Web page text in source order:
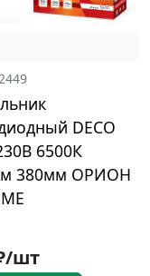
DECO
6500К
380мм ОРИОН
шт